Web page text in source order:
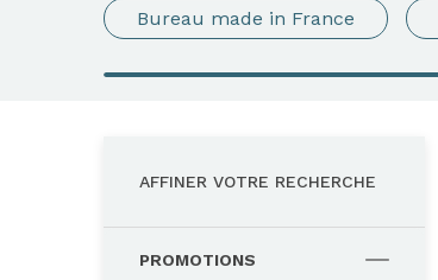
Bureau made in France
AFFINER VOTRE RECHERCHE
PROMOTIONS